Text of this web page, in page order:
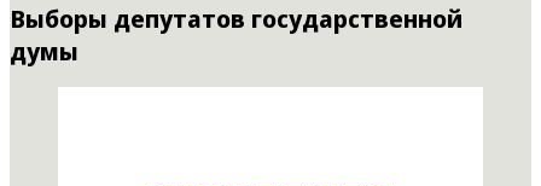
Выборы депутатов государственной
думы